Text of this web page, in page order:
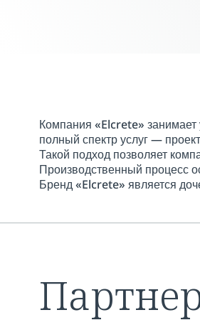
Компания «Elcrete» занимает
полный спектр услуг —
Такой подход позволяет
Производственный процесс
Бренд «Elcrete» является